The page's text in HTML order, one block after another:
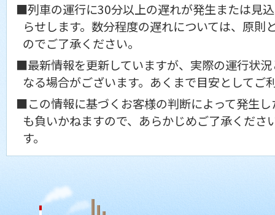
■列車の運行に30分以上の遅れが発生または見
らせします。数分程度の遅れについては、原則
のでご了承ください。
■最新情報を更新していますが、実際の運行状
なる場合がございます。あくまで目安としてご
■この情報に基づくお客様の判断によって発生
も負いかねますので、あらかじめご了承くださ
す。